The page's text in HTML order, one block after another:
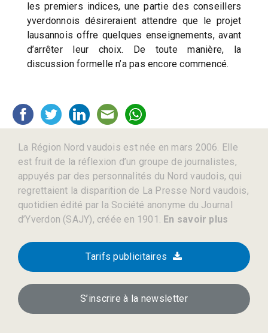
les premiers indices, une partie des conseillers
yverdonnois désireraient attendre que le projet
lausannois offre quelques enseignements, avant
d’arrêter leur choix. De toute manière, la
discussion formelle n’a pas encore commencé.
La Région Nord vaudois est née en mars 2006. Elle
est fruit de la réflexion d’un groupe de journalistes,
appuyés par des personnalités du Nord vaudois, qui
regrettaient la disparition de La Presse Nord vaudois,
quotidien édité par la Société anonyme du Journal
d’Yverdon (SAJY), créée en 1901. En savoir plus
Tarifs publicitaires
S’inscrire à la newsletter